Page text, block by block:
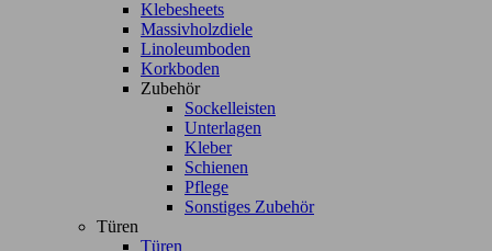
Klebesheets
Massivholzdiele
Linoleumboden
Korkboden
Zubehör
Sockelleisten
Unterlagen
Kleber
Schienen
Pflege
Sonstiges Zubehör
Türen
Türen